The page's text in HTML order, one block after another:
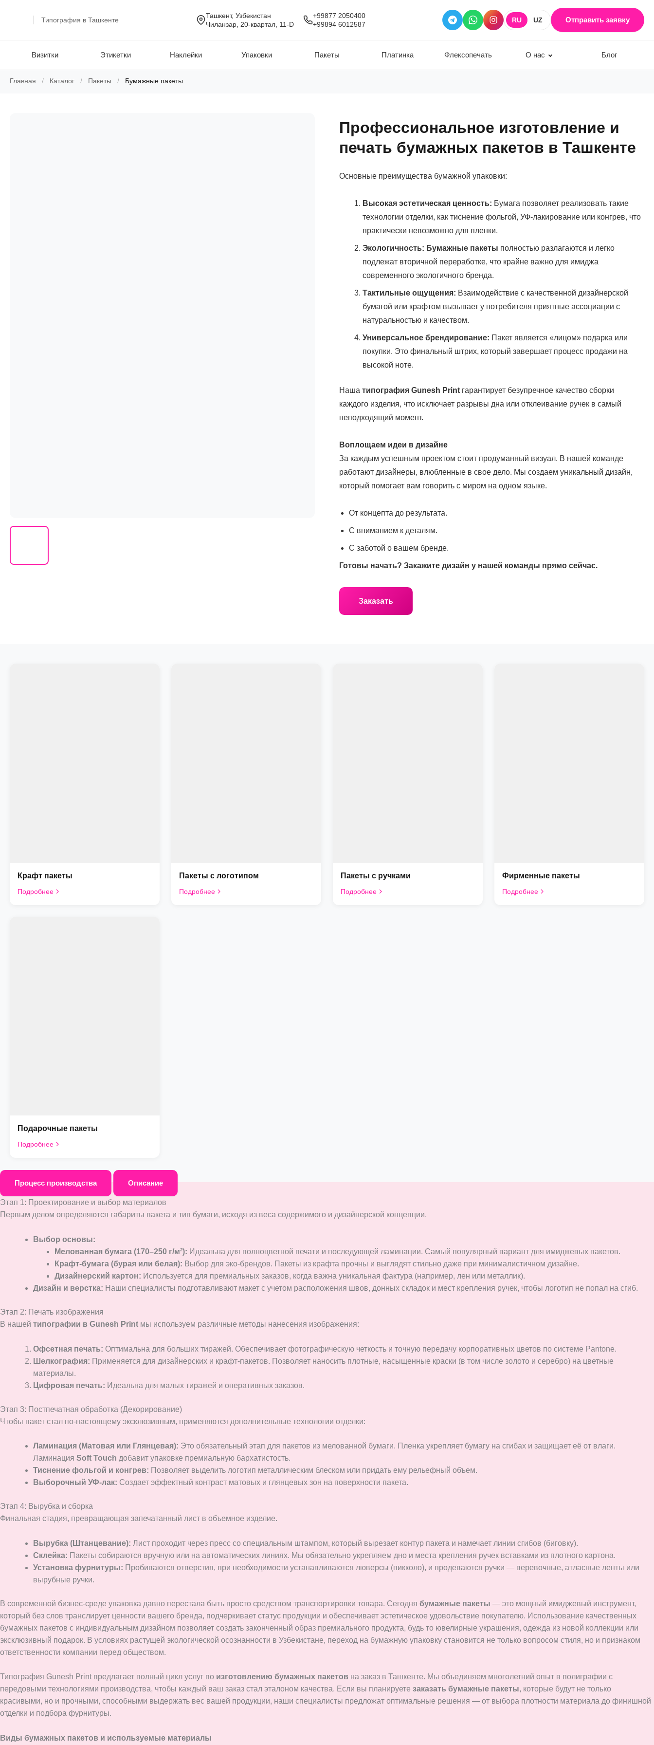
Типография в Ташкенте
Ташкент, Узбекистан
Чиланзар, 20-квартал, 11-D
+99877 2050400
+99894 6012587
RU UZ Отправить заявку
Визитки Этикетки Наклейки Упаковки Пакеты Платинка Флексопечать О нас Блог
Главная / Каталог / Пакеты / Бумажные пакеты
Профессиональное изготовление и
печать бумажных пакетов в Ташкенте
Основные преимущества бумажной упаковки:
Высокая эстетическая ценность: Бумага позволяет реализовать такие
технологии отделки, как тиснение фольгой, УФ-лакирование или конгрев, что
практически невозможно для пленки.
Экологичность: Бумажные пакеты полностью разлагаются и легко
подлежат вторичной переработке, что крайне важно для имиджа
современного экологичного бренда.
Тактильные ощущения: Взаимодействие с качественной дизайнерской
бумагой или крафтом вызывает у потребителя приятные ассоциации с
натуральностью и качеством.
Универсальное брендирование: Пакет является «лицом» подарка или
покупки. Это финальный штрих, который завершает процесс продажи на
высокой ноте.
Наша типография Gunesh Print гарантирует безупречное качество сборки
каждого изделия, что исключает разрывы дна или отклеивание ручек в самый
неподходящий момент.
Воплощаем идеи в дизайне
За каждым успешным проектом стоит продуманный визуал. В нашей команде
работают дизайнеры, влюбленные в свое дело. Мы создаем уникальный дизайн,
который помогает вам говорить с миром на одном языке.
От концепта до результата.
С вниманием к деталям.
С заботой о вашем бренде.
Готовы начать? Закажите дизайн у нашей команды прямо сейчас.
Заказать
Крафт пакеты
Подробнее
Пакеты с логотипом
Подробнее
Пакеты с ручками
Подробнее
Фирменные пакеты
Подробнее
Подарочные пакеты
Подробнее
Процесс производства Описание
Этап 1: Проектирование и выбор материалов
Первым делом определяются габариты пакета и тип бумаги, исходя из веса содержимого и дизайнерской концепции.
Выбор основы:
Мелованная бумага (170–250 г/м²): Идеальна для полноцветной печати и последующей ламинации. Самый популярный вариант для имиджевых пакетов.
Крафт-бумага (бурая или белая): Выбор для эко-брендов. Пакеты из крафта прочны и выглядят стильно даже при минималистичном дизайне.
Дизайнерский картон: Используется для премиальных заказов, когда важна уникальная фактура (например, лен или металлик).
Дизайн и верстка: Наши специалисты подготавливают макет с учетом расположения швов, донных складок и мест крепления ручек, чтобы логотип не попал на сгиб.
Этап 2: Печать изображения
В нашей типографии в Gunesh Print мы используем различные методы нанесения изображения:
Офсетная печать: Оптимальна для больших тиражей. Обеспечивает фотографическую четкость и точную передачу корпоративных цветов по системе Pantone.
Шелкография: Применяется для дизайнерских и крафт-пакетов. Позволяет наносить плотные, насыщенные краски (в том числе золото и серебро) на цветные
материалы.
Цифровая печать: Идеальна для малых тиражей и оперативных заказов.
Этап 3: Постпечатная обработка (Декорирование)
Чтобы пакет стал по-настоящему эксклюзивным, применяются дополнительные технологии отделки:
Ламинация (Матовая или Глянцевая): Это обязательный этап для пакетов из мелованной бумаги. Пленка укрепляет бумагу на сгибах и защищает её от влаги.
Ламинация Soft Touch добавит упаковке премиальную бархатистость.
Тиснение фольгой и конгрев: Позволяет выделить логотип металлическим блеском или придать ему рельефный объем.
Выборочный УФ-лак: Создает эффектный контраст матовых и глянцевых зон на поверхности пакета.
Этап 4: Вырубка и сборка
Финальная стадия, превращающая запечатанный лист в объемное изделие.
Вырубка (Штанцевание): Лист проходит через пресс со специальным штампом, который вырезает контур пакета и намечает линии сгибов (биговку).
Склейка: Пакеты собираются вручную или на автоматических линиях. Мы обязательно укрепляем дно и места крепления ручек вставками из плотного картона.
Установка фурнитуры: Пробиваются отверстия, при необходимости устанавливаются люверсы (пикколо), и продеваются ручки — веревочные, атласные ленты или
вырубные ручки.
В современной бизнес-среде упаковка давно перестала быть просто средством транспортировки товара. Сегодня бумажные пакеты — это мощный имиджевый инструмент,
который без слов транслирует ценности вашего бренда, подчеркивает статус продукции и обеспечивает эстетическое удовольствие покупателю. Использование качественных
бумажных пакетов с индивидуальным дизайном позволяет создать законченный образ премиального продукта, будь то ювелирные украшения, одежда из новой коллекции или
эксклюзивный подарок. В условиях растущей экологической осознанности в Узбекистане, переход на бумажную упаковку становится не только вопросом стиля, но и признаком
ответственности компании перед обществом.
Типография Gunesh Print предлагает полный цикл услуг по изготовлению бумажных пакетов на заказ в Ташкенте. Мы объединяем многолетний опыт в полиграфии с
передовыми технологиями производства, чтобы каждый ваш заказ стал эталоном качества. Если вы планируете заказать бумажные пакеты, которые будут не только
красивыми, но и прочными, способными выдержать вес вашей продукции, наши специалисты предложат оптимальные решения — от выбора плотности материала до финишной
отделки и подбора фурнитуры.
Виды бумажных пакетов и используемые материалы